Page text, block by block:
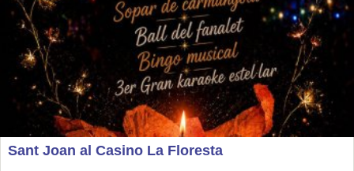
Sant Joan al Casino La Floresta